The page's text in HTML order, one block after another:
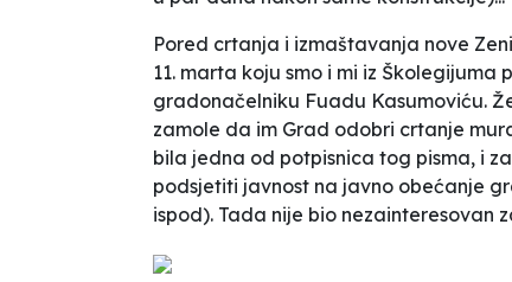
Pored crtanja i izmaštavanja nove
11. marta koju smo i mi iz Školegijuma
gradonačelniku Fuadu Kasumoviću.
zamole da im Grad odobri crtanje
bila jedna od potpisnica tog pisma, i
podsjetiti javnost na javno obećanje
ispod). Tada nije bio nezainteresovan